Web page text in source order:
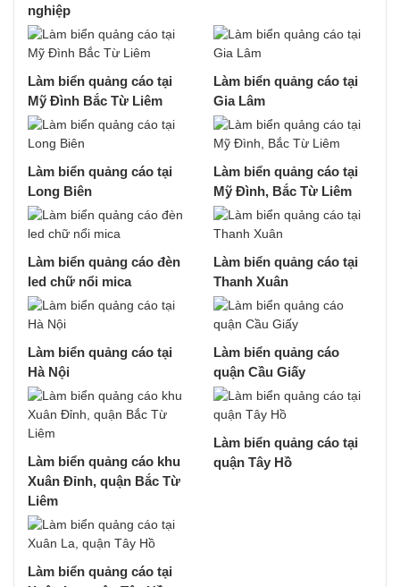
nghiệp
Làm biển quảng cáo tại
Mỹ Đình Bắc Từ Liêm
Làm biển quảng cáo tại
Gia Lâm
Làm biển quảng cáo tại
Long Biên
Làm biển quảng cáo tại
Mỹ Đình, Bắc Từ Liêm
Làm biển quảng cáo đèn
led chữ nổi mica
Làm biển quảng cáo tại
Thanh Xuân
Làm biển quảng cáo tại
Hà Nội
Làm biển quảng cáo
quận Cầu Giấy
Làm biển quảng cáo khu
Xuân Đỉnh, quận Bắc Từ
Liêm
Làm biển quảng cáo tại
quận Tây Hồ
Làm biển quảng cáo tại